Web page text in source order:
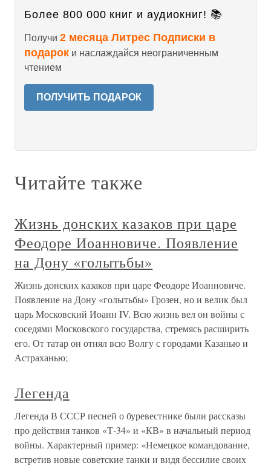
Более 800 000 книг и аудиокниг! 📚
Получи 2 месяца Литрес Подписки в
подарок и наслаждайся неограниченным
чтением
ПОЛУЧИТЬ ПОДАРОК
Читайте также
Жизнь донских казаков при царе
Феодоре Иоанновиче. Появление
на Дону «голытьбы»
Жизнь донских казаков при царе Феодоре Иоанновиче.
Появление на Дону «голытьбы» Грозен, но и велик был
царь Московский Иоанн IV. Всю жизнь вел он войны с
соседями Московского государства, стремясь расширить
его. От татар он отнял всю Волгу с городами Казанью и
Астраханью;
Легенда
Легенда В СССР песней о буревестнике были рассказы
про действия танков «Т-34» и «КВ» в начальный период
войны. Характерный пример: «Немецкое командование,
встретив новые советские танки и видя бессилие своих